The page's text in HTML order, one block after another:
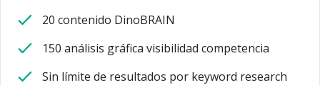
20 contenido DinoBRAIN
150 análisis gráfica visibilidad competencia
Sin límite de resultados por keyword research